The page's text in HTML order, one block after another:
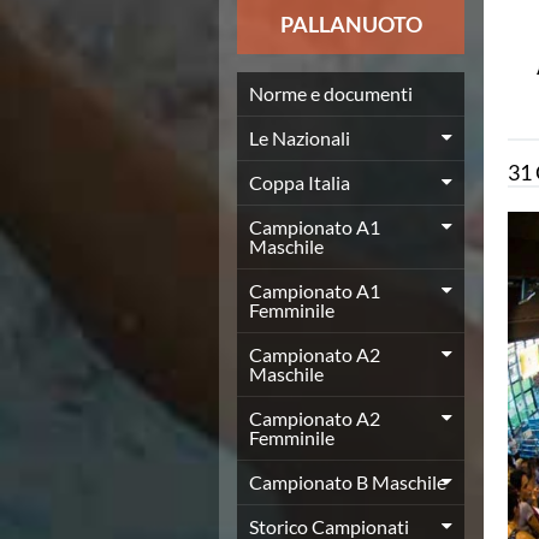
News
Europei a modo Mei
Nuoto
Calendario nazionale
Norme e documenti
Risultati e Classifiche
Graduatorie
Graduatorie Stagione 2025-2026
Azzurri
Records
News
Flash News
Pallanuoto
Norme e documenti
Le Nazionali
Coppa Italia
Campionato A1 Maschile
Campionato A1 Femminile
PALLANUOTO
Norme e documenti
Le Nazionali
Coppa Italia
Campionato A1
Maschile
Campionato A1
Femminile
Campionato A2
Maschile
Campionato A2
Femminile
Campionato B Maschile
Storico Campionati
31